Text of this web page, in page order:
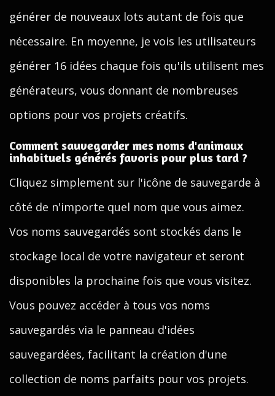
générer de nouveaux lots autant de fois que
nécessaire. En moyenne, je vois les utilisateurs
générer 16 idées chaque fois qu'ils utilisent mes
générateurs, vous donnant de nombreuses
options pour vos projets créatifs.
Comment sauvegarder mes noms d'animaux
inhabituels générés favoris pour plus tard ?
Cliquez simplement sur l'icône de sauvegarde à
côté de n'importe quel nom que vous aimez.
Vos noms sauvegardés sont stockés dans le
stockage local de votre navigateur et seront
disponibles la prochaine fois que vous visitez.
Vous pouvez accéder à tous vos noms
sauvegardés via le panneau d'idées
sauvegardées, facilitant la création d'une
collection de noms parfaits pour vos projets.